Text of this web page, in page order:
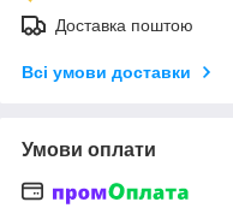
Доставка поштою
Всі умови доставки
Умови оплати